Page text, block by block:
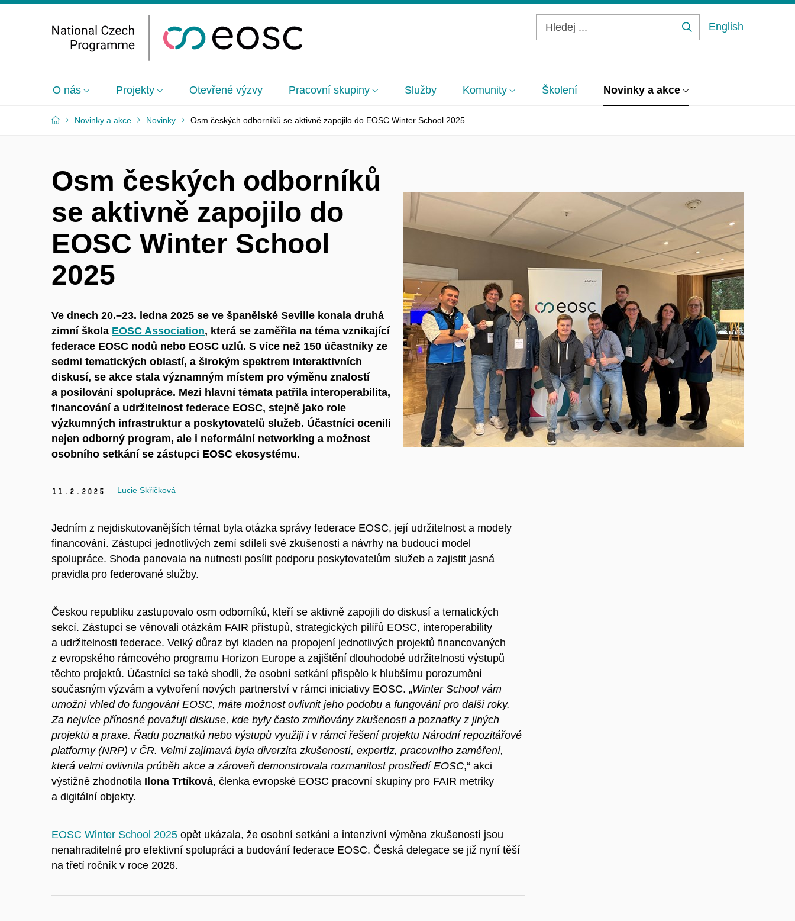
English
O nás Projekty Otevřené výzvy Pracovní skupiny Služby Komunity Školení Novinky a akce
Novinky a akce Novinky Osm českých odborníků se aktivně zapojilo do EOSC Winter School 2025
Osm českých odborníků
se aktivně zapojilo do
EOSC Winter School
2025
Ve dnech 20.–23. ledna 2025 se ve španělské Seville konala druhá
zimní škola EOSC Association, která se zaměřila na téma vznikající
federace EOSC nodů nebo EOSC uzlů. S více než 150 účastníky ze
sedmi tematických oblastí, a širokým spektrem interaktivních
diskusí, se akce stala významným místem pro výměnu znalostí
a posilování spolupráce. Mezi hlavní témata patřila interoperabilita,
financování a udržitelnost federace EOSC, stejně jako role
výzkumných infrastruktur a poskytovatelů služeb. Účastníci ocenili
nejen odborný program, ale i neformální networking a možnost
osobního setkání se zástupci EOSC ekosystému.
11. 2. 2025 Lucie Skřičková
Jedním z nejdiskutovanějších témat byla otázka správy federace EOSC, její udržitelnost a modely
financování. Zástupci jednotlivých zemí sdíleli své zkušenosti a návrhy na budoucí model
spolupráce. Shoda panovala na nutnosti posílit podporu poskytovatelům služeb a zajistit jasná
pravidla pro federované služby.
Českou republiku zastupovalo osm odborníků, kteří se aktivně zapojili do diskusí a tematických
sekcí. Zástupci se věnovali otázkám FAIR přístupů, strategických pilířů EOSC, interoperability
a udržitelnosti federace. Velký důraz byl kladen na propojení jednotlivých projektů financovaných
z evropského rámcového programu Horizon Europe a zajištění dlouhodobé udržitelnosti výstupů
těchto projektů. Účastníci se také shodli, že osobní setkání přispělo k hlubšímu porozumění
současným výzvám a vytvoření nových partnerství v rámci iniciativy EOSC. „Winter School vám
umožní vhled do fungování EOSC, máte možnost ovlivnit jeho podobu a fungování pro další roky.
Za nejvíce přínosné považuji diskuse, kde byly často zmiňovány zkušenosti a poznatky z jiných
projektů a praxe. Řadu poznatků nebo výstupů využiji i v rámci řešení projektu Národní repozitářové
platformy (NRP) v ČR. Velmi zajímavá byla diverzita zkušeností, expertíz, pracovního zaměření,
která velmi ovlivnila průběh akce a zároveň demonstrovala rozmanitost prostředí EOSC,“ akci
výstižně zhodnotila Ilona Trtíková, členka evropské EOSC pracovní skupiny pro FAIR metriky
a digitální objekty.
EOSC Winter School 2025 opět ukázala, že osobní setkání a intenzivní výměna zkušeností jsou
nenahraditelné pro efektivní spolupráci a budování federace EOSC. Česká delegace se již nyní těší
na třetí ročník v roce 2026.